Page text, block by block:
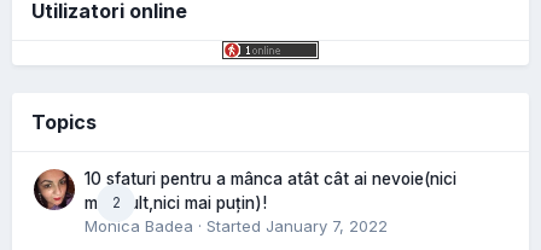
Utilizatori online
Topics
2
10 sfaturi pentru a mânca atât cât ai nevoie(nici
mai mult,nici mai puțin)!
Monica Badea · Started January 7, 2022